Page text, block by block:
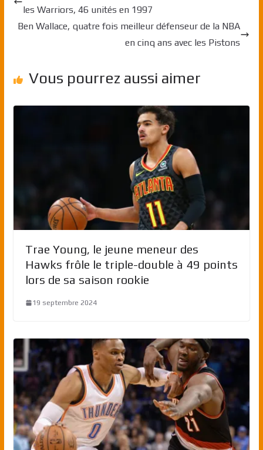
les Warriors, 46 unités en 1997
Ben Wallace, quatre fois meilleur défenseur de la NBA
en cinq ans avec les Pistons
Vous pourrez aussi aimer
Trae Young, le jeune meneur des
Hawks frôle le triple-double à 49 points
lors de sa saison rookie
19 septembre 2024